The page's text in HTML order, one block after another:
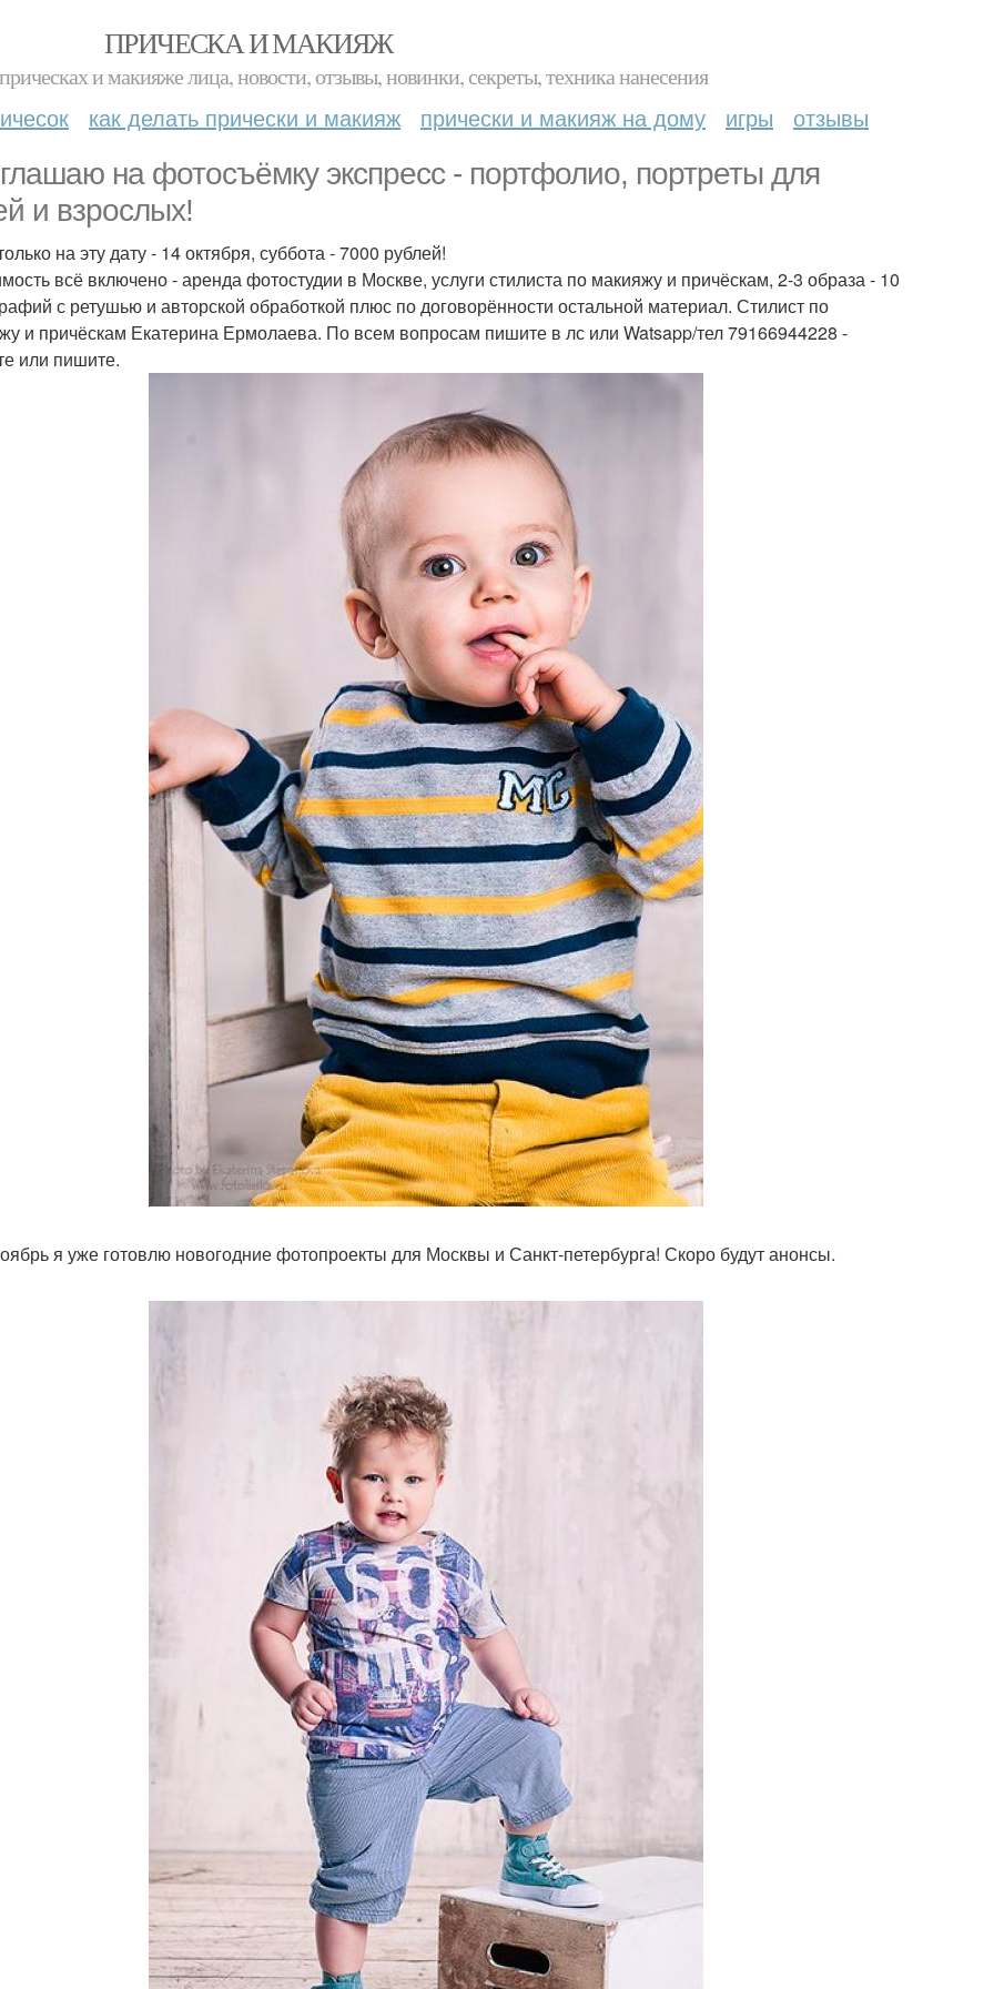
ПРИЧЕСКА И МАКИЯЖ
и макияже лица, новости, отзывы, новинки, секреты, техника нанесения
как делать прически и макияж прически и макияж на дому игры отзывы
на фотосъёмку экспресс - портфолио, портреты для
и взрослых!
на эту дату - 14 октября, суббота - 7000 рублей!
всё включено - аренда фотостудии в Москве, услуги стилиста по макияжу и причёскам, 2-3 образа - 10
с ретушью и авторской обработкой плюс по договорённости остальной материал. Стилист по
и причёскам Екатерина Ермолаева. По всем вопросам пишите в лс или Watsapp/тел 79166944228 -
или пишите.
я уже готовлю новогодние фотопроекты для Москвы и Санкт-петербурга! Скоро будут анонсы.